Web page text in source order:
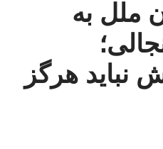
ملل به
نباید هرگز